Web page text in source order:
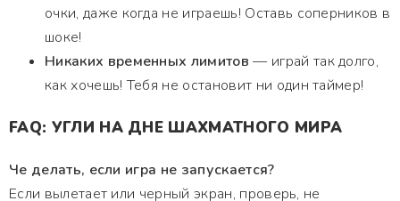
очки, даже когда не играешь! Оставь соперников в
шоке!
Никаких временных лимитов — играй так долго,
как хочешь! Тебя не остановит ни один таймер!
FAQ: УГЛИ НА ДНЕ ШАХМАТНОГО МИРА
Че делать, если игра не запускается?
Если вылетает или черный экран, проверь, не